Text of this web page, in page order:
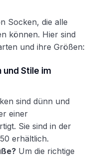
Socken, die alle
können. Hier sind
und ihre Größen:
und Stile im
sind dünn und
einer
Sie sind in der
erhältlich.
Um die richtige